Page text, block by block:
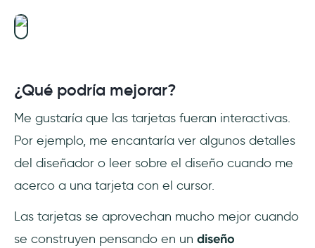
¿Qué podría mejorar?
Me gustaría que las tarjetas fueran interactivas.
Por ejemplo, me encantaría ver algunos detalles
del diseñador o leer sobre el diseño cuando me
acerco a una tarjeta con el cursor.
Las tarjetas se aprovechan mucho mejor cuando
se construyen pensando en un diseño